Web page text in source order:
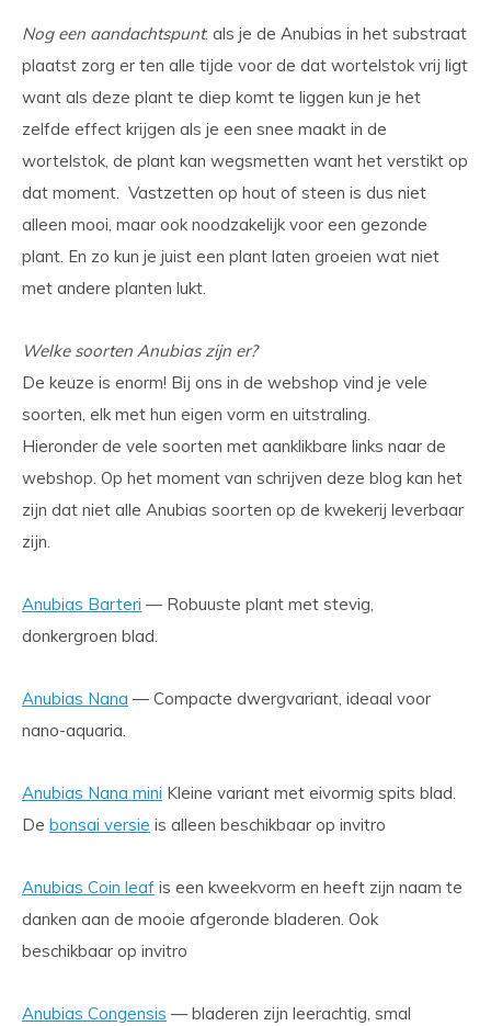
Nog een aandachtspunt: als je de Anubias in het substraat
plaatst zorg er ten alle tijde voor de dat wortelstok vrij ligt
want als deze plant te diep komt te liggen kun je het
zelfde effect krijgen als je een snee maakt in de
wortelstok, de plant kan wegsmetten want het verstikt op
dat moment. Vastzetten op hout of steen is dus niet
alleen mooi, maar ook noodzakelijk voor een gezonde
plant. En zo kun je juist een plant laten groeien wat niet
met andere planten lukt.
Welke soorten Anubias zijn er?
De keuze is enorm! Bij ons in de webshop vind je vele
soorten, elk met hun eigen vorm en uitstraling.
Hieronder de vele soorten met aanklikbare links naar de
webshop. Op het moment van schrijven deze blog kan het
zijn dat niet alle Anubias soorten op de kwekerij leverbaar
zijn.
Anubias Barteri — Robuuste plant met stevig,
donkergroen blad.
Anubias Nana — Compacte dwergvariant, ideaal voor
nano-aquaria.
Anubias Nana mini Kleine variant met eivormig spits blad.
De bonsai versie is alleen beschikbaar op invitro
Anubias Coin leaf is een kweekvorm en heeft zijn naam te
danken aan de mooie afgeronde bladeren. Ook
beschikbaar op invitro
Anubias Congensis — bladeren zijn leerachtig, smal